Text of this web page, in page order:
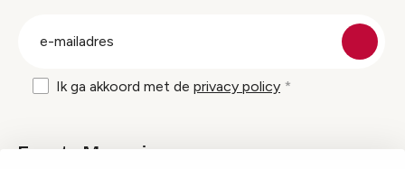
Ik ga akkoord met de privacy policy
Events Magazine